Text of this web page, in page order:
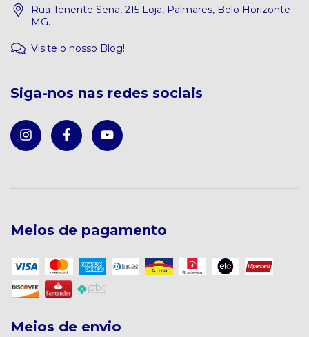
Rua Tenente Sena, 215 Loja, Palmares, Belo Horizonte
MG.
Visite o nosso Blog!
Siga-nos nas redes sociais
Meios de pagamento
Meios de envio